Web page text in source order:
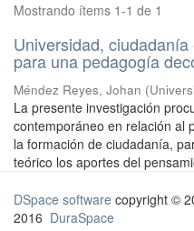
Mostrando ítems 1-1 de 1
Universidad,
para una pedagogía
Méndez Reyes, Johan (
La presente investigación
contemporáneo en relación al
la formación de ciudadanía,
teórico los aportes del
DSpace software copyright ©
2016 DuraSpace